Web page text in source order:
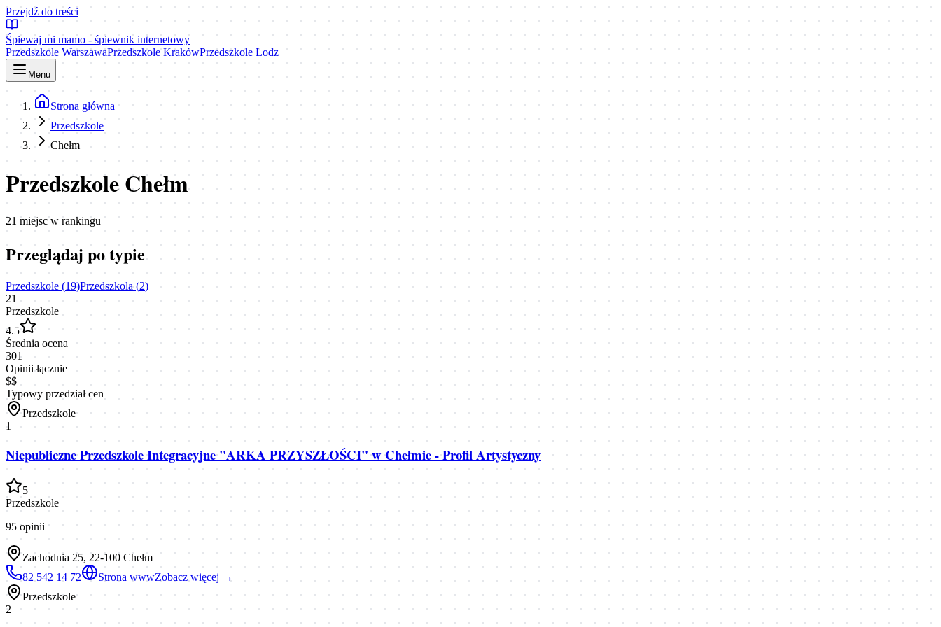
Przejdź do treści
Śpiewaj mi mamo - śpiewnik internetowy
Przedszkole WarszawaPrzedszkole KrakówPrzedszkole Lodz
Menu
Strona główna
Przedszkole
Chełm
Przedszkole Chełm
21 miejscw rankingu
Przeglądaj po typie
Przedszkole (19)Przedszkola (2)
21
Przedszkole
4.5
Średnia ocena
301
Opinii łącznie
$$
Typowy przedział cen
Przedszkole
1
Niepubliczne Przedszkole Integracyjne "ARKA PRZYSZŁOŚCI" w Chełmie - Profil Artystyczny
5
Przedszkole
95 opinii
Zachodnia 25, 22-100 Chełm
82 542 14 72
Strona wwwZobacz więcej →
Przedszkole
2